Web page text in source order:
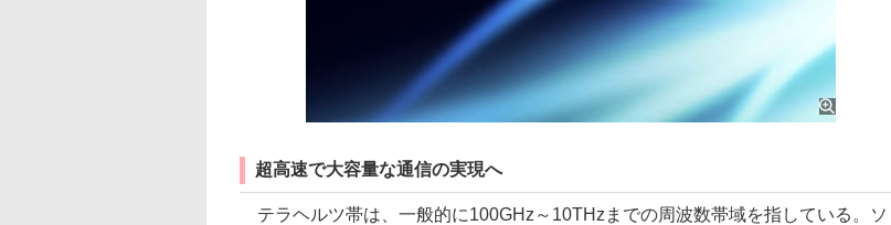
超高速で大容量な通信の実現へ
テラヘルツ帯は、一般的に100GHz～10THzまでの周波数帯域を指している。ソ